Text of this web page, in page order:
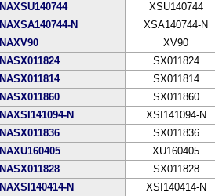
INAXSU140744
XSU140744
INAXSA140744-N
XSA140744-N
INAXV90
XV90
INASX011824
SX011824
INASX011814
SX011814
INASX011860
SX011860
INAXSI141094-N
XSI141094-N
INASX011836
SX011836
INAXU160405
XU160405
INASX011828
SX011828
INAXSI140414-N
XSI140414-N